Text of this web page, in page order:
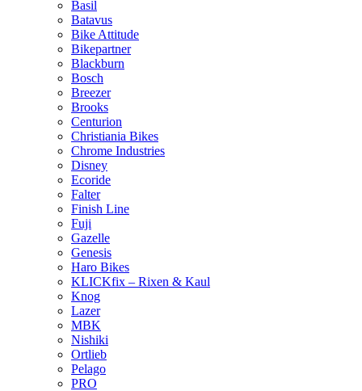
Basil
Batavus
Bike Attitude
Bikepartner
Blackburn
Bosch
Breezer
Brooks
Centurion
Christiania Bikes
Chrome Industries
Disney
Ecoride
Falter
Finish Line
Fuji
Gazelle
Genesis
Haro Bikes
KLICKfix – Rixen & Kaul
Knog
Lazer
MBK
Nishiki
Ortlieb
Pelago
PRO